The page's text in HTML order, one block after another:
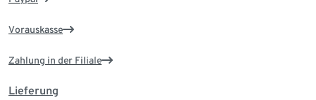
Vorauskasse
Zahlung in der Filiale
Lieferung